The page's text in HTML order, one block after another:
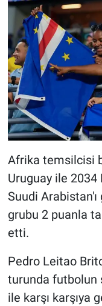
Afrika temsilcisi
Uruguay ile 2034
Suudi Arabistan'ı
grubu 2 puanla
etti.
Pedro Leitao
turunda futbolun
ile karşı karşıya